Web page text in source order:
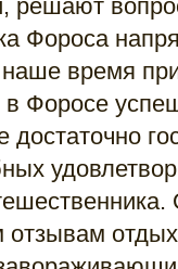
решают
Фороса
время
Форосе
достаточно
отзывам